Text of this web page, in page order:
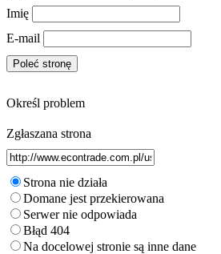
Imię
E-mail
Określ problem
Zgłaszana strona
Strona nie działa
Domane jest przekierowana
Serwer nie odpowiada
Błąd 404
Na docelowej stronie są inne dane